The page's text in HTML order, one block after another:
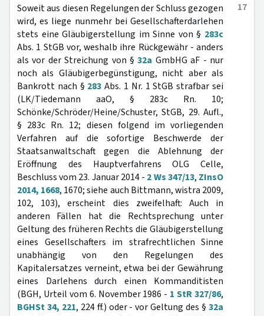
17
Soweit aus diesen Regelungen der Schluss gezogen
wird, es liege nunmehr bei Gesellschafterdarlehen
stets eine Gläubigerstellung im Sinne von § 283c
Abs. 1 StGB vor, weshalb ihre Rückgewähr - anders
als vor der Streichung von §32a GmbHG aF - nur
noch als Gläubigerbegünstigung, nicht aber als
Bankrott nach § 283 Abs. 1 Nr. 1 StGB strafbar sei
(LK/Tiedemann aaO, § 283c Rn. 10;
Schönke/Schröder/Heine/Schuster, StGB, 29. Aufl.,
§ 283c Rn. 12; diesen folgend im vorliegenden
Verfahren auf die sofortige Beschwerde der
Staatsanwaltschaft gegen die Ablehnung der
Eröffnung des Hauptverfahrens OLG Celle,
Beschluss vom 23. Januar 2014 - 2 Ws 347/13, ZInsO
2014, 1668, 1670; siehe auch Bittmann, wistra 2009,
102, 103), erscheint dies zweifelhaft: Auch in
anderen Fällen hat die Rechtsprechung unter
Geltung des früheren Rechts die Gläubigerstellung
eines Gesellschafters im strafrechtlichen Sinne
unabhängig von den Regelungen des
Kapitalersatzes verneint, etwa bei der Gewährung
eines Darlehens durch einen Kommanditisten
(BGH, Urteil vom 6. November 1986 - 1 StR 327/86,
BGHSt 34, 221, 224 ff.) oder - vor Geltung des §32a